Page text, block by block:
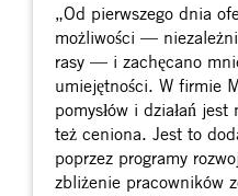
„Od pierwszego dnia
możliwości —
rasy — i zachęcano
umiejętności. W firmie
pomysłów i działań
też ceniona. Jest to
poprzez programy
zbliżenie pracowników